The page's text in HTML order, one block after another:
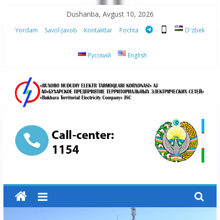
content
Dushanba, Avgust 10, 2026
Yordam Savol-Javob Kontaktlar Pochta Oʻzbek
Русский English
“Buxoro
hududiy
elektr
tarmoqlari